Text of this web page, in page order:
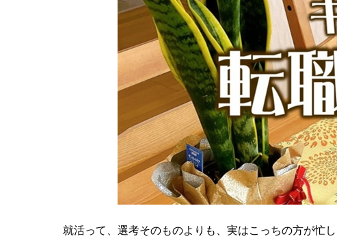
就活って、選考そのものよりも、実はこっちの方が忙し